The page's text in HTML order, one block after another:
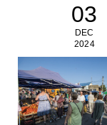
03
DEC
2024